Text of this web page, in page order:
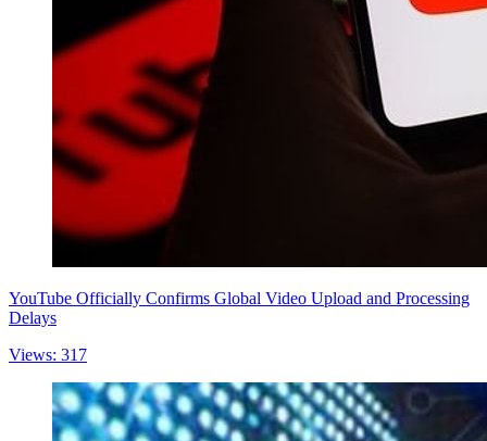
YouTube Officially Confirms Global Video Upload and Processing
Delays
Views: 317